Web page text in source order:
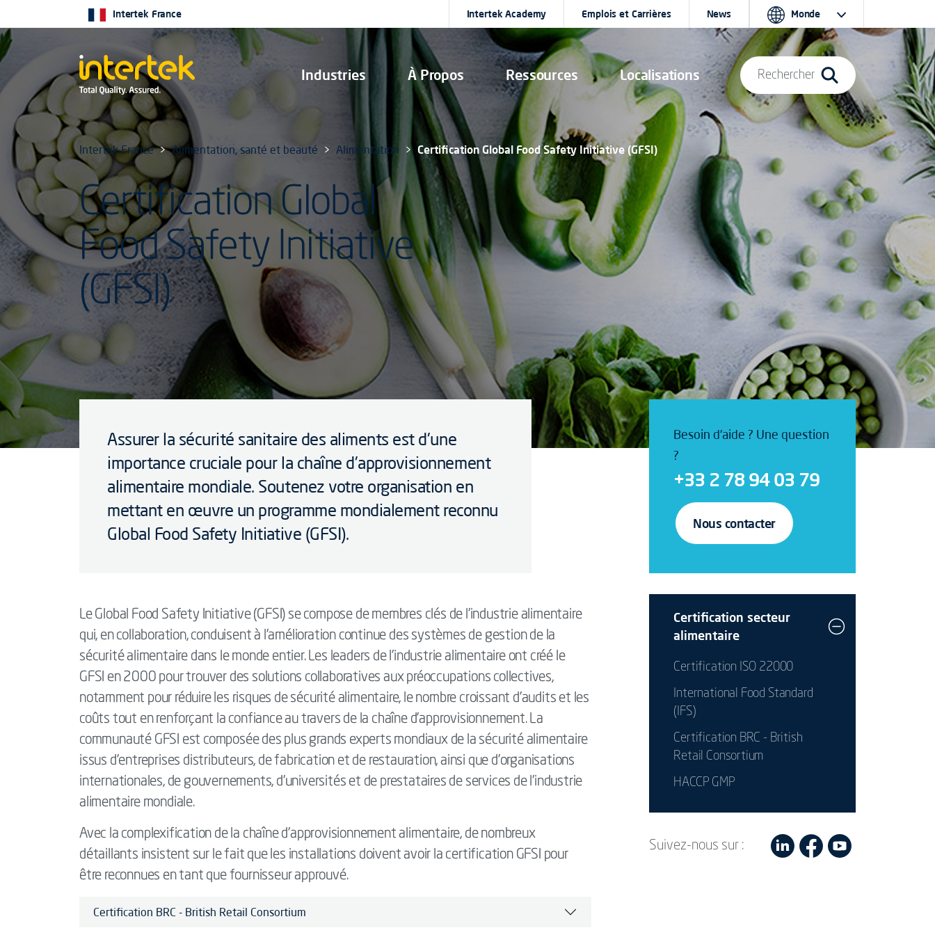
Industries À Propos Ressources Localisations
Intertek France Intertek Academy Emplois et Carrières News Monde
Rechercher
Intertek France Alimentation, santé et beauté Alimentation Certification Global Food Safety Initiative (GFSI)
Certification Global
Food Safety Initiative
(GFSI)
Assurer la sécurité sanitaire des aliments est d'une
importance cruciale pour la chaîne d'approvisionnement
alimentaire mondiale. Soutenez votre organisation en
mettant en œuvre un programme mondialement reconnu
Global Food Safety Initiative (GFSI).
Le Global Food Safety Initiative (GFSI) se compose de membres clés de l'industrie alimentaire
qui, en collaboration, conduisent à l'amélioration continue des systèmes de gestion de la
sécurité alimentaire dans le monde entier. Les leaders de l'industrie alimentaire ont créé le
GFSI en 2000 pour trouver des solutions collaboratives aux préoccupations collectives,
notamment pour réduire les risques de sécurité alimentaire, le nombre croissant d'audits et les
coûts tout en renforçant la confiance au travers de la chaîne d'approvisionnement. La
communauté GFSI est composée des plus grands experts mondiaux de la sécurité alimentaire
issus d'entreprises distributeurs, de fabrication et de restauration, ainsi que d'organisations
internationales, de gouvernements, d'universités et de prestataires de services de l'industrie
alimentaire mondiale.
Avec la complexification de la chaîne d'approvisionnement alimentaire, de nombreux
détaillants insistent sur le fait que les installations doivent avoir la certification GFSI pour
être reconnues en tant que fournisseur approuvé.
Certification BRC - British Retail Consortium
Besoin d'aide ? Une question
?
+33 2 78 94 03 79
Nous contacter
Certification secteur
alimentaire
Certification ISO 22000
International Food Standard
(IFS)
Certification BRC - British
Retail Consortium
HACCP GMP
Suivez-nous sur :